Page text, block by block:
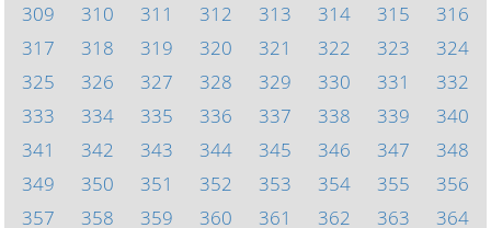
309
310 311 312 313 314 315
316
317
318 319 320 321 322 323
324
325
326 327 328 329 330 331
332
333
334 335 336 337 338 339
340
341
342 343 344 345 346 347
348
349
350 351 352 353 354 355
356
357
358 359 360 361 362 363 364